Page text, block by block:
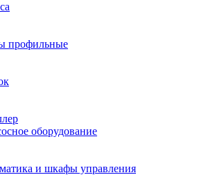
профильные
оборудование
и шкафы управления